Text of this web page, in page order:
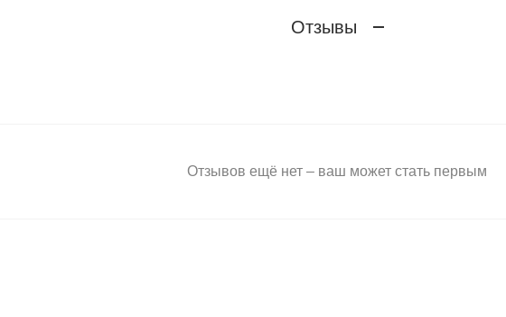
Отзывы
Отзывов ещё нет – ваш может стать первым